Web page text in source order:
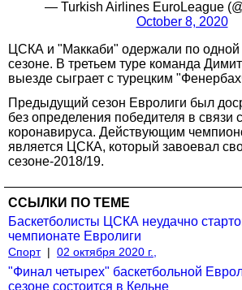
— Turkish Airlines EuroLeague
October 8, 2020
ЦСКА и "Маккаби" одержали по
сезоне. В третьем туре команда
выезде сыграет с турецким
Предыдущий сезон Евролиги был
без определения победителя в связи
коронавируса. Действующим
является ЦСКА, который завоевал
сезоне-2018/19.
ССЫЛКИ ПО ТЕМЕ
Баскетболисты ЦСКА неудачно
чемпионате Евролиги
Спорт | 02 октября 2020 г.,
"Финал четырех" баскетбольной
сезоне состоится в Кельне